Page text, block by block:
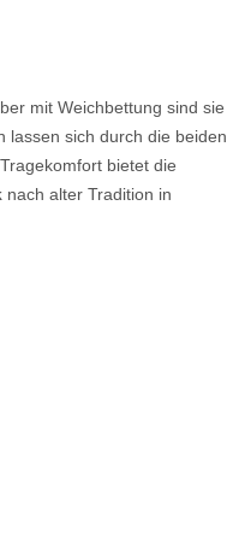
mit Weichbettung sind sie
lassen sich durch die beiden
bietet die
nach alter Tradition in